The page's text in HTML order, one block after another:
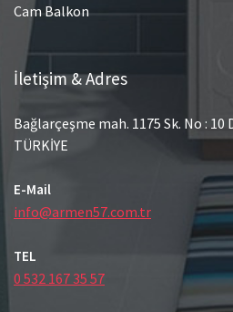
Cam Balkon
İletişim & Adres
Bağlarçeşme mah. 1175 Sk. No : 10
TÜRKİYE
E-Mail
info@armen57.com.tr
TEL
0 532 167 35 57